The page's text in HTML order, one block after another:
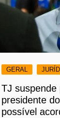
GERAL
TJ
presidente
possível